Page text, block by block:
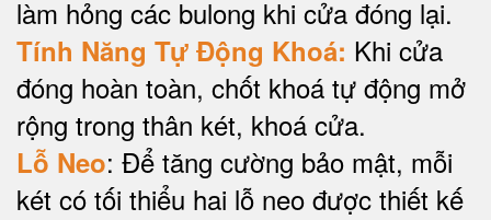
làm hỏng các bulong khi cửa đóng lại.
Tính Năng Tự Động Khoá: Khi cửa
đóng hoàn toàn, chốt khoá tự động mở
rộng trong thân két, khoá cửa.
Lỗ Neo: Để tăng cường bảo mật, mỗi
két có tối thiểu hai lỗ neo được thiết kế